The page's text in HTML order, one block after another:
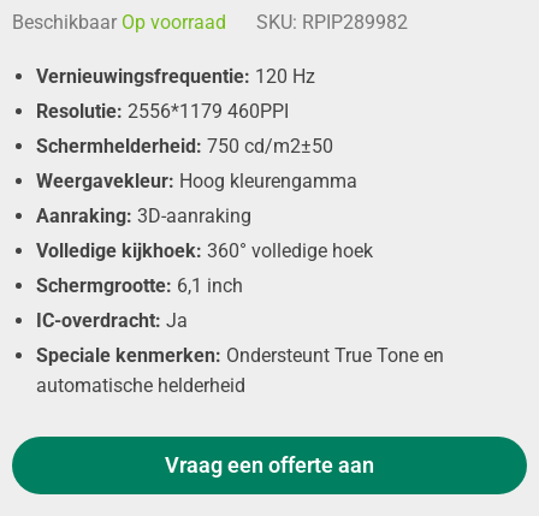
Beschikbaar Op voorraad SKU: RPIP289982
Vernieuwingsfrequentie: 120 Hz
Resolutie: 2556*1179 460PPI
Schermhelderheid: 750 cd/m2±50
Weergavekleur: Hoog kleurengamma
Aanraking: 3D-aanraking
Volledige kijkhoek: 360° volledige hoek
Schermgrootte: 6,1 inch
IC-overdracht: Ja
Speciale kenmerken: Ondersteunt True Tone en
automatische helderheid
Vraag een offerte aan